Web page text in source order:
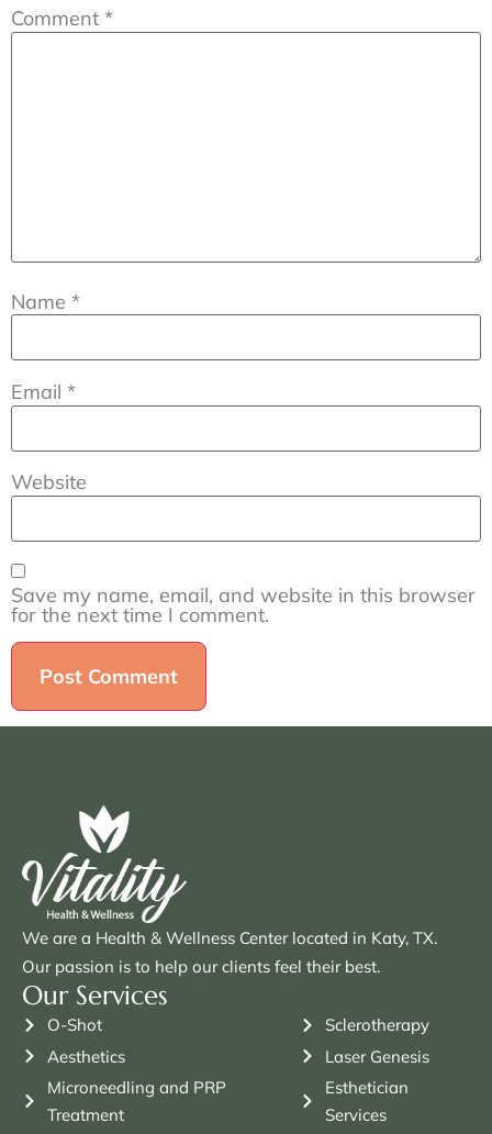
Comment *
Name *
Email *
Website
Save my name, email, and website in this browser
for the next time I comment.
We are a Health & Wellness Center located in Katy, TX.
Our passion is to help our clients feel their best.
Our Services
O-Shot
Aesthetics
Microneedling and PRP
Treatment
Sclerotherapy
Laser Genesis
Esthetician
Services